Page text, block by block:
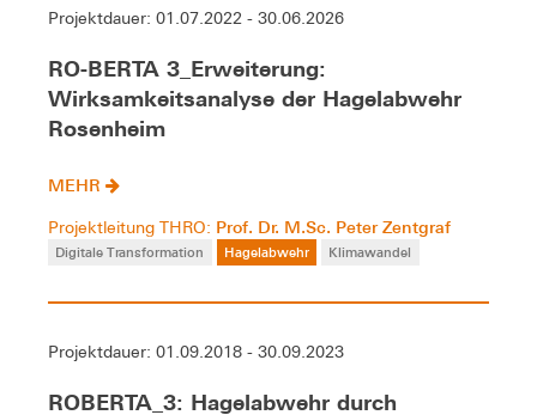
Projektdauer: 01.07.2022 - 30.06.2026
RO-BERTA 3_Erweiterung:
Wirksamkeitsanalyse der Hagelabwehr
Rosenheim
MEHR
Projektleitung THRO: Prof. Dr. M.Sc. Peter Zentgraf
Digitale Transformation Hagelabwehr Klimawandel
Projektdauer: 01.09.2018 - 30.09.2023
ROBERTA_3: Hagelabwehr durch